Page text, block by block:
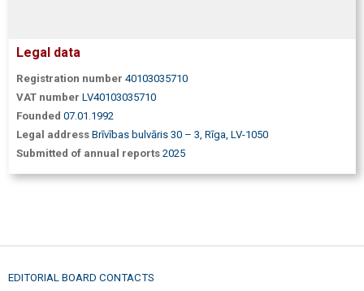
Legal data
Registration number 40103035710
VAT number LV40103035710
Founded 07.01.1992
Legal address Brīvības bulvāris 30 – 3, Rīga, LV-1050
Submitted of annual reports 2025
EDITORIAL BOARD CONTACTS